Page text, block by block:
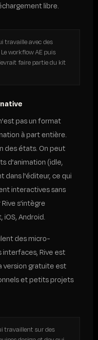
libre.
travaille avec des
workflow AE puis
faire partie du kit
pas un format
à part entière.
des états. On peut
d'animation (idle,
dans l'éditeur, ce qui
interactives sans
s'intègre
Android.
des micro-
interfaces, Rive est
version gratuite est
et petits projets
travaillent sur des